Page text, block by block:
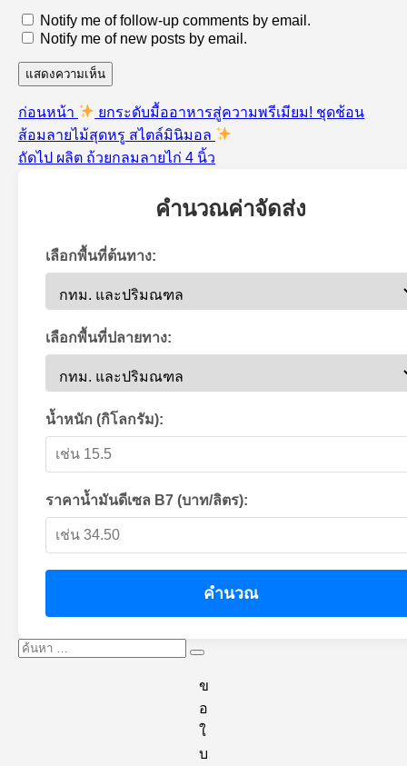
Notify me of follow-up comments by email.
Notify me of new posts by email.
แนะแนว
เรื่อง
ก่อนหน้า เรื่อง
ก่อน
หน้า:
ยกระดับมื้ออาหารสู่ความพรีเมียม! ชุดช้อน
ส้อมลายไม้สุดหรู สไตล์มินิมอล
ถัดไป เรื่อง
ผลิต ถ้วยกลมลายไก่ 4 นิ้ว
คำนวณค่าจัดส่ง
เลือกพื้นที่ต้นทาง:
เลือกพื้นที่ปลายทาง:
น้ำหนัก (กิโลกรัม):
ราคาน้ำมันดีเซล B7 (บาท/ลิตร):
คำนวณ
ค้นหา:
ข
อ
ใ
บ